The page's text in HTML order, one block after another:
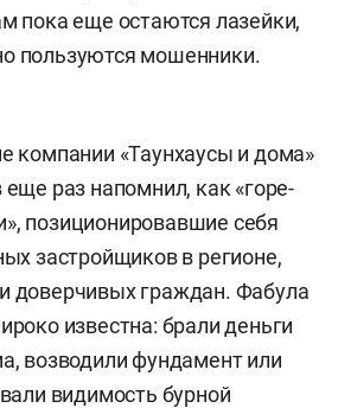
пока еще остаются лазейки,
пользуются мошенники.
компании «Таунхаусы и дома»
раз напомнил, как «горе-
позиционировавшие себя
застройщиков в регионе,
доверчивых граждан. Фабула
известна: брали деньги
возводили фундамент или
видимость бурной